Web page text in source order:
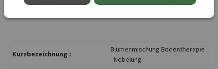
Kurzbezeichnung :
Blumenmischung Bodentherapie
- Nebelung